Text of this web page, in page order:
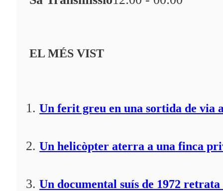
EL MÉS VIST
Un ferit greu en una sortida de via
Un helicòpter aterra a una finca
Un documental suís de 1972